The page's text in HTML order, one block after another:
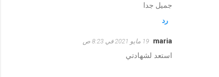
جميل جدا
رد
maria 19 مايو 2021 في 8:23 ص
استعد لشهادتي